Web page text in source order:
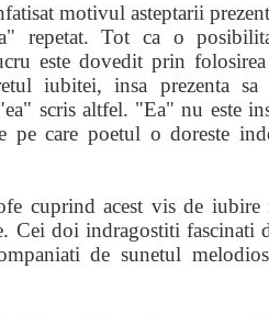
motivul asteptarii
repetat. Tot ca o
este dovedit prin
iubitei, insa prezenta sa
scris altfel. "Ea" nu este
pe care poetul o doreste
cuprind acest vis de
Cei doi indragostiti
de sunetul